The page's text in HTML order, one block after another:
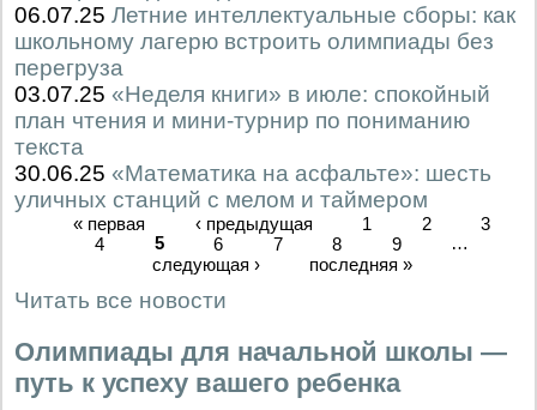
06.07.25 Летние интеллектуальные сборы: как
школьному лагерю встроить олимпиады без
перегруза
03.07.25 «Неделя книги» в июле: спокойный
план чтения и мини-турнир по пониманию
текста
30.06.25 «Математика на асфальте»: шесть
уличных станций с мелом и таймером
« первая ‹ предыдущая 1 2
3
4
5 6 7 8 9
…
следующая ›
последняя »
Читать все новости
Олимпиады для начальной школы —
путь к успеху вашего ребенка